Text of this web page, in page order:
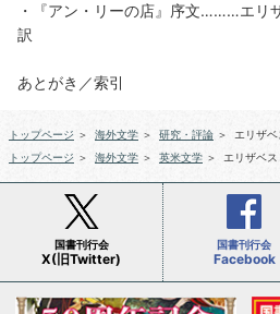
・『アン・リーの店』序文………エ
訳
あとがき／索引
トップページ ＞ 海外文学 ＞ 研究・評論 ＞
エリザ
トップページ ＞ 海外文学 ＞ 英米文学 ＞ エリザベ
国書刊行会
X(旧Twitter)
国書刊行会
Facebook